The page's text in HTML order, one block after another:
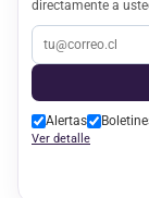
directamente a
Alertas
Ver detalle